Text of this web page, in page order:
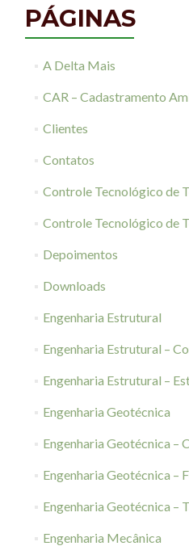
PÁGINAS
A Delta Mais
CAR – Cadastramento
Clientes
Contatos
Controle Tecnológico de
Controle Tecnológico de
Depoimentos
Downloads
Engenharia Estrutural
Engenharia Estrutural –
Engenharia Estrutural –
Engenharia Geotécnica
Engenharia Geotécnica –
Engenharia Geotécnica –
Engenharia Geotécnica –
Engenharia Mecânica